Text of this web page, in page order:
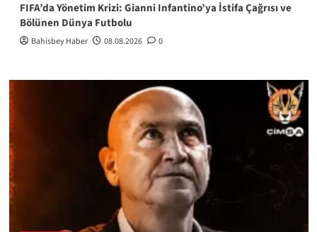
FIFA’da Yönetim Krizi: Gianni Infantino’ya İstifa Çağrısı ve
Bölünen Dünya Futbolu
Bahisbey Haber 08.08.2026 0